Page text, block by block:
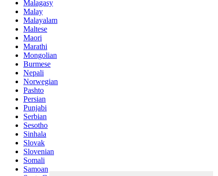
Malagasy
Malay
Malayalam
Maltese
Maori
Marathi
Mongolian
Burmese
Nepali
Norwegian
Pashto
Persian
Punjabi
Serbian
Sesotho
Sinhala
Slovak
Slovenian
Somali
Samoan